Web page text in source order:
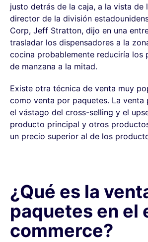
justo detrás de la caja, a la vista de
director de la división
Corp, Jeff Stratton, dijo en una
trasladar los dispensadores a la
cocina probablemente reduciría los
de manzana a la mitad.
Existe otra técnica de venta muy
como venta por paquetes. La venta
el vástago del cross-selling y el
producto principal y otros
un precio superior al de los
¿Qué es la
paquetes en el
commerce?